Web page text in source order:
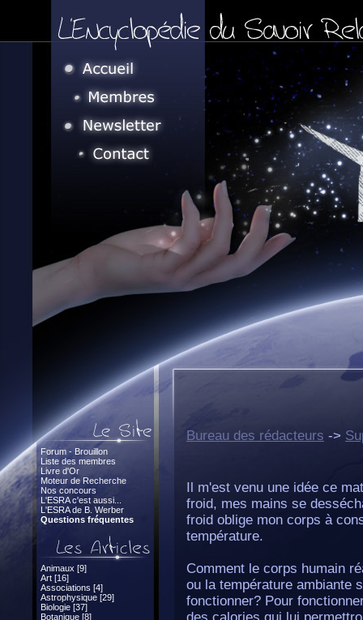
Forum - Brouillon
Liste des membres
Livre d'Or
Moteur de Recherche
Nos concours
L'ESRA c'est aussi...
L'ESRA de B. Werber
Questions fréquentes
Animaux [9]
Art [16]
Associations [4]
Astrophysique [29]
Biologie [37]
Botanique [8]
Bureau des rédacteurs ->
Il m'est venu une idée ce
froid, mes mains se
froid oblige mon corps à
température.
Comment le corps humain
ou la température ambiante
fonctionner? Pour